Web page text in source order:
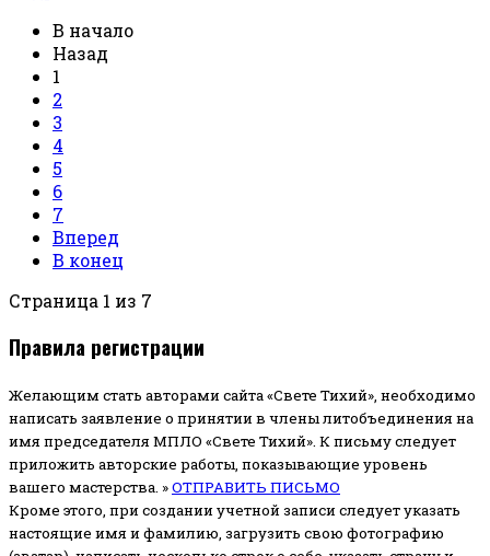
В начало
Назад
1
2
3
4
5
6
7
Вперед
В конец
Страница 1 из 7
Правила регистрации
Желающим стать авторами сайта «Свете Тихий», необходимо
написать заявление о принятии в члены литобъединения на
имя председателя МПЛО «Свете Тихий». К письму следует
приложить авторские работы, показывающие уровень
вашего мастерства. »ОТПРАВИТЬ ПИСЬМО
Кроме этого, при создании учетной записи следует указать
настоящие имя и фамилию, загрузить свою фотографию